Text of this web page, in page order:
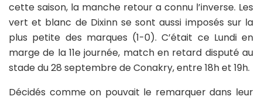
cette saison, la manche retour a connu l’inverse. Les
vert et blanc de Dixinn se sont aussi imposés sur la
plus petite des marques (1-0). C’était ce Lundi en
marge de la 11e journée, match en retard disputé au
stade du 28 septembre de Conakry, entre 18h et 19h.
Décidés comme on pouvait le remarquer dans leur